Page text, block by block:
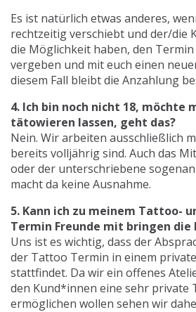
Es ist natürlich etwas anderes,
rechtzeitig verschiebt und der/die
die Möglichkeit haben, den
vergeben und mit euch einen
diesem Fall bleibt die Anzahlung
4. Ich bin noch nicht 18, möchte
tätowieren lassen, geht das?
Nein. Wir arbeiten ausschließlich
bereits volljährig sind. Auch das
oder der unterschriebene
macht da keine Ausnahme.
5. Kann ich zu meinem Tattoo-
Termin Freunde mit bringen die
Uns ist es wichtig, dass der
der Tattoo Termin in einem
stattfindet. Da wir ein offenes
den Kund*innen eine sehr
ermöglichen wollen sehen wir